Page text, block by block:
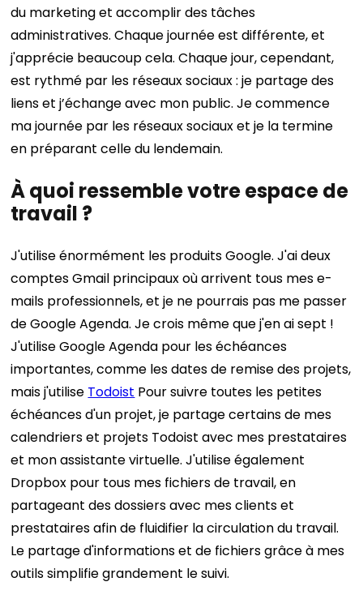
du marketing et accomplir des tâches
administratives. Chaque journée est différente, et
j'apprécie beaucoup cela. Chaque jour, cependant,
est rythmé par les réseaux sociaux : je partage des
liens et j’échange avec mon public. Je commence
ma journée par les réseaux sociaux et je la termine
en préparant celle du lendemain.
À quoi ressemble votre espace de
travail ?
J'utilise énormément les produits Google. J'ai deux
comptes Gmail principaux où arrivent tous mes e-
mails professionnels, et je ne pourrais pas me passer
de Google Agenda. Je crois même que j'en ai sept !
J'utilise Google Agenda pour les échéances
importantes, comme les dates de remise des projets,
mais j'utilise Todoist Pour suivre toutes les petites
échéances d'un projet, je partage certains de mes
calendriers et projets Todoist avec mes prestataires
et mon assistante virtuelle. J'utilise également
Dropbox pour tous mes fichiers de travail, en
partageant des dossiers avec mes clients et
prestataires afin de fluidifier la circulation du travail.
Le partage d'informations et de fichiers grâce à mes
outils simplifie grandement le suivi.